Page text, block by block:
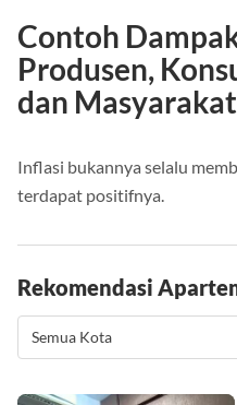
Contoh
Produsen,
dan
Inflasi bukannya selalu
terdapat positifnya.
Rekomendasi